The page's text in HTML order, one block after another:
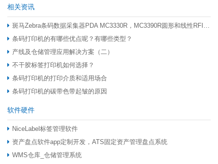
相关资讯
斑马Zebra条码数据采集器PDA MC3330R，MC3390R圆形和线性RFID天线有什么区别
条码打印机的有哪些优点呢？有哪些类型？
产线及仓储管理应用解决方案（二）
不干胶标签打印机如何选择？
条码打印机的打印介质和适用场合
条码打印机的碳带色带起皱的原因
软件硬件
NiceLabel标签管理软件
资产盘点软件app定制开发，ATS固定资产管理盘点系统
WMS仓库_仓储管理系统